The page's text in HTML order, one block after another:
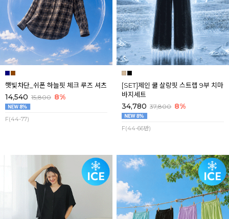
햇빛차단_쉬폰 하늘핏 체크 루즈 셔츠
14,540 15,800 8%
F(44-77)
[SET]제인 쿨 살랑핏 스트랩 9부 치마
바지세트
34,780 37,800 8%
F(44-66반)